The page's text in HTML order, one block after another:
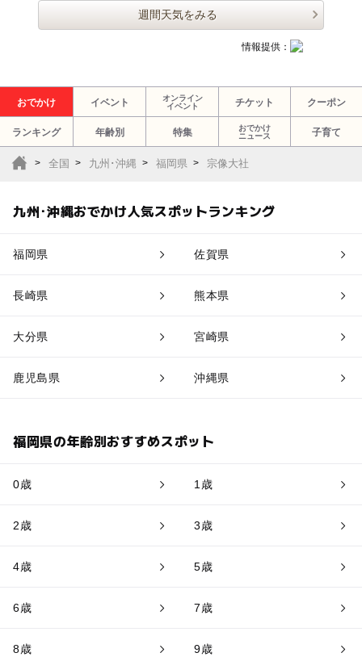
週間天気をみる
情報提供：
おでかけ イベント
オンライン
イベント
チケット クーポン
ランキング 年齢別 特集
おでかけ
ニュース
子育て
全国 九州･沖縄 福岡県 宗像大社
九州･沖縄おでかけ人気スポットランキング
福岡県 佐賀県
長崎県 熊本県
大分県 宮崎県
鹿児島県 沖縄県
福岡県の年齢別おすすめスポット
0歳 1歳
2歳 3歳
4歳 5歳
6歳 7歳
8歳 9歳